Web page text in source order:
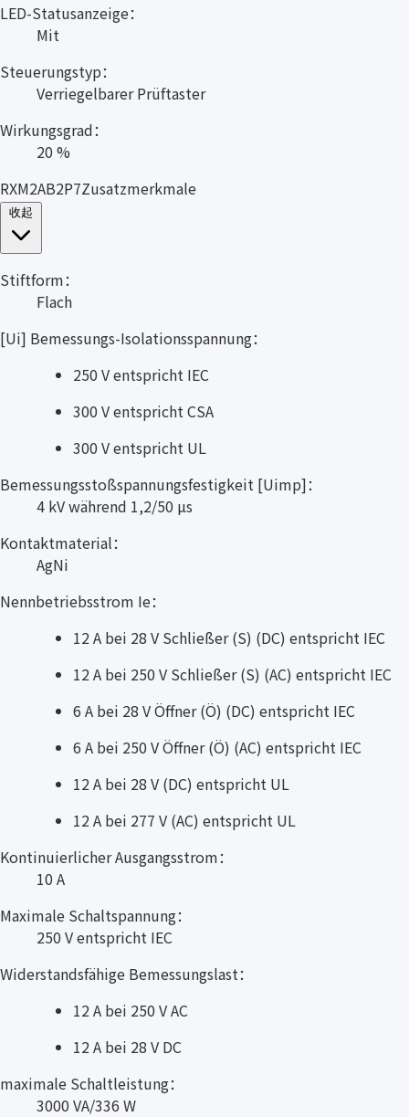
LED-Statusanzeige：
Mit
Steuerungstyp：
Verriegelbarer Prüftaster
Wirkungsgrad：
20 %
RXM2AB2P7Zusatzmerkmale
Stiftform：
Flach
[Ui] Bemessungs-Isolationsspannung：
250 V entspricht IEC
300 V entspricht CSA
300 V entspricht UL
Bemessungsstoßspannungsfestigkeit [Uimp]：
4 kV während 1,2/50 µs
Kontaktmaterial：
AgNi
Nennbetriebsstrom Ie：
12 A bei 28 V Schließer (S) (DC) entspricht IEC
12 A bei 250 V Schließer (S) (AC) entspricht IEC
6 A bei 28 V Öffner (Ö) (DC) entspricht IEC
6 A bei 250 V Öffner (Ö) (AC) entspricht IEC
12 A bei 28 V (DC) entspricht UL
12 A bei 277 V (AC) entspricht UL
Kontinuierlicher Ausgangsstrom：
10 A
Maximale Schaltspannung：
250 V entspricht IEC
Widerstandsfähige Bemessungslast：
12 A bei 250 V AC
12 A bei 28 V DC
maximale Schaltleistung：
3000 VA/336 W